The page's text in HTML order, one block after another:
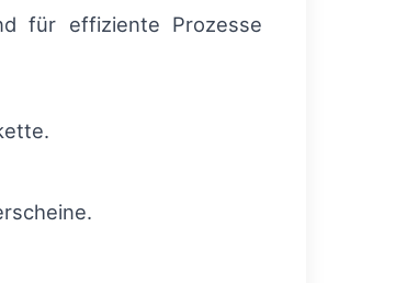
für effiziente Prozesse